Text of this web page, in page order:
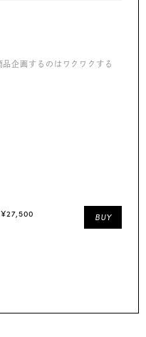
企画するのはワクワクする
BUY